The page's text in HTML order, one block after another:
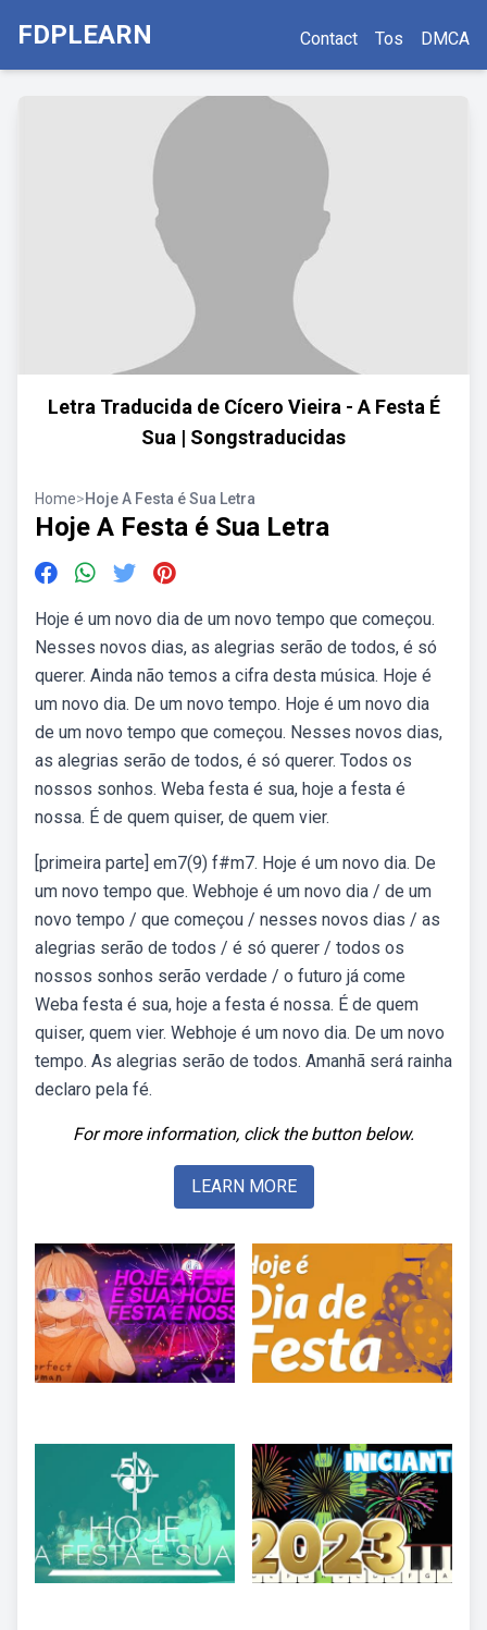
FDPLEARN Contact Tos DMCA
Letra Traducida de Cícero Vieira - A Festa É
Sua | Songstraducidas
Home>Hoje A Festa é Sua Letra
Hoje A Festa é Sua Letra
Hoje é um novo dia de um novo tempo que começou.
Nesses novos dias, as alegrias serão de todos, é só
querer. Ainda não temos a cifra desta música. Hoje é
um novo dia. De um novo tempo. Hoje é um novo dia
de um novo tempo que começou. Nesses novos dias,
as alegrias serão de todos, é só querer. Todos os
nossos sonhos. Weba festa é sua, hoje a festa é
nossa. É de quem quiser, de quem vier.
[primeira parte] em7(9) f#m7. Hoje é um novo dia. De
um novo tempo que. Webhoje é um novo dia / de um
novo tempo / que começou / nesses novos dias / as
alegrias serão de todos / é só querer / todos os
nossos sonhos serão verdade / o futuro já come
Weba festa é sua, hoje a festa é nossa. É de quem
quiser, quem vier. Webhoje é um novo dia. De um novo
tempo. As alegrias serão de todos. Amanhã será rainha
declaro pela fé.
For more information, click the button below.
LEARN MORE